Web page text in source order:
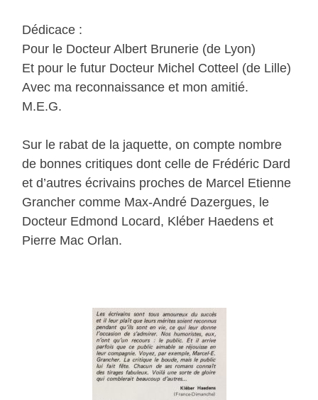
Dédicace :
Pour le Docteur Albert Brunerie (de Lyon)
Et pour le futur Docteur Michel Cotteel (de Lille)
Avec ma reconnaissance et mon amitié.
M.E.G.
Sur le rabat de la jaquette, on compte nombre
de bonnes critiques dont celle de Frédéric Dard
et d’autres écrivains proches de Marcel Etienne
Grancher comme Max-André Dazergues, le
Docteur Edmond Locard, Kléber Haedens et
Pierre Mac Orlan.